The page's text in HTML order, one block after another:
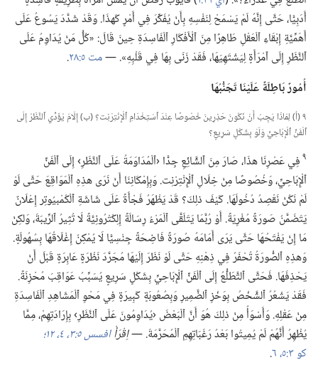
أَدَبِيًّا،‏ حَتَّى إِنَّهُ لَمْ يَسْمَحْ لِنَفْسِهِ بِأَنْ يُفَكِّرَ فِي أَمْرٍ كَهذَا.‏ وَقَدْ شَدَّدَ يَسُوعُ عَلَى
أَهَمِّيَّةِ إِبْقَاءِ ٱلْعَقْلِ طَاهِرًا مِنَ ٱلْأَفْكَارِ ٱلْفَاسِدَةِ حِينَ قَالَ:‏ «كُلُّ مَنْ يُدَاوِمُ عَلَى
ٱلنَّظَرِ إِلَى ٱمْرَأَةٍ لِيَشْتَهِيَهَا،‏ فَقَدْ زَنَى بِهَا فِي قَلْبِهِ».‏ —‏مت ٥:‏٢٨
‏.‏
أُمُورٌ بَاطِلَةٌ عَلَيْنَا تَجَنُّبُهَا
٩ (‏أ)‏ لِمَاذَا يَجِبُ أَنْ نَكُونَ حَذِرِينَ خُصُوصًا عِنْدَ ٱسْتِخْدَامِ ٱلْإِنْتِرْنِت؟‏ (‏ب)‏ إِلَامَ يُؤَدِّي ٱلنَّظَرُ إِلَى
ٱلْفَنِّ ٱلْإِبَاحِيِّ وَلَوْ بِشَكْلٍ سَرِيعٍ؟‏
٩فِي عَصْرِنَا هذَا،‏ صَارَ مِنَ ٱلشَّائِعِ جِدًّا ‹ٱلْمُدَاوَمَةُ عَلَى ٱلنَّظَرِ› إِلَى ٱلْفَنِّ
ٱلْإِبَاحِيِّ،‏ وَخُصُوصًا مِنْ خِلَالِ ٱلْإِنْتِرْنِت.‏ وَبِإِمْكَانِنَا أَنْ نَرَى هذِهِ ٱلْمَوَاقِعَ حَتَّى لَوْ
لَمْ نَكُنْ نَقْصِدُ دُخُولَهَا.‏ كَيْفَ ذلِكَ؟‏ قَدْ يَظْهَرُ فَجْأَةً عَلَى شَاشَةِ ٱلْكُمْبيُوتِر إِعْلَانٌ
يَتَضَمَّنُ صَورَةً مُغْرِيَةً.‏ أَوْ رُبَّمَا يَتَلَقَّى ٱلْمَرْءُ رِسَالَةً إِلِكْتْرُونِيَّةً لَا تُثِيرُ ٱلرِّيبَةَ،‏ وَلكِنْ
مَا إِنْ يَفْتَحُهَا حَتَّى يَرَى أَمَامَهُ صُورَةً فَاضِحَةً جِنْسِيًّا لَا يُمْكِنُ إِغْلَاقُهَا بِسُهُولَةٍ.‏
وَهذِهِ ٱلصُّورَةُ تُحْفَرُ فِي ذِهْنِهِ حَتَّى لَوْ نَظَرَ إِلَيْهَا مُجَرَّدَ نَظْرَةٍ عَابِرَةٍ قَبْلَ أَنْ
يَحْذِفَهَا.‏ فَحَتَّى ٱلتَّطَلُّعُ إِلَى ٱلْفَنِّ ٱلْإِبَاحِيِّ بِشَكْلٍ سَرِيعٍ يُسَبِّبُ عَوَاقِبَ مُحْزِنَةً.‏
فَقَدْ يَشْعُرُ ٱلشَّخْصُ بِوَخْزِ ٱلضَّمِيرِ وَبِصُعُوبَةٍ كَبِيرَةٍ فِي مَحْوِ ٱلْمَشَاهِدِ ٱلْفَاسِدَةِ
مِنْ عَقْلِهِ.‏ وَأَسْوَأُ مِنْ ذلِكَ هُوَ أَنَّ ٱلْبَعْضَ ‹يُدَاوِمُونَ عَلَى ٱلنَّظَرِ› بِإِرَادَتِهِمْ،‏ مِمَّا
يُظْهِرُ أَنَّهُمْ لَمْ يُمِيتُوا بَعْدُ رَغَبَاتِهِمِ ٱلْمُحَرَّمَةَ.‏ —‏اِقْرَأْافسس ٥:‏٣،‏ ٤،‏
١٢؛‏
كو ٣:‏٥،‏ ٦
‏.‏